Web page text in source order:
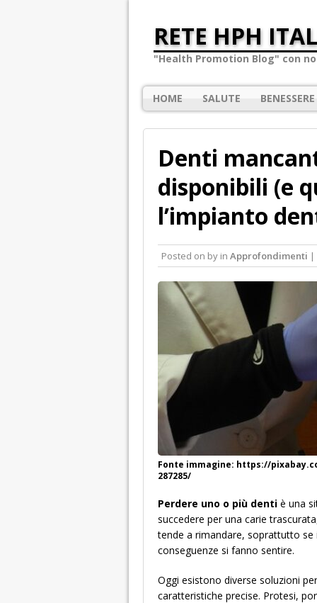
RETE HPH
"Health Promotion Blog" con
HOME SALUTE BENESSERE
Denti
disponibili (e
l’impianto
Posted on by in Approfondimenti |
Fonte immagine: https://
287285/
Perdere uno o più denti è una
succedere per una carie
tende a rimandare, soprattutto
conseguenze si fanno sentire.
Oggi esistono diverse soluzioni
caratteristiche precise. Protesi,